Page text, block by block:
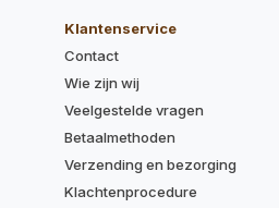
Klantenservice
Contact
Wie zijn wij
Veelgestelde vragen
Betaalmethoden
Verzending en bezorging
Klachtenprocedure